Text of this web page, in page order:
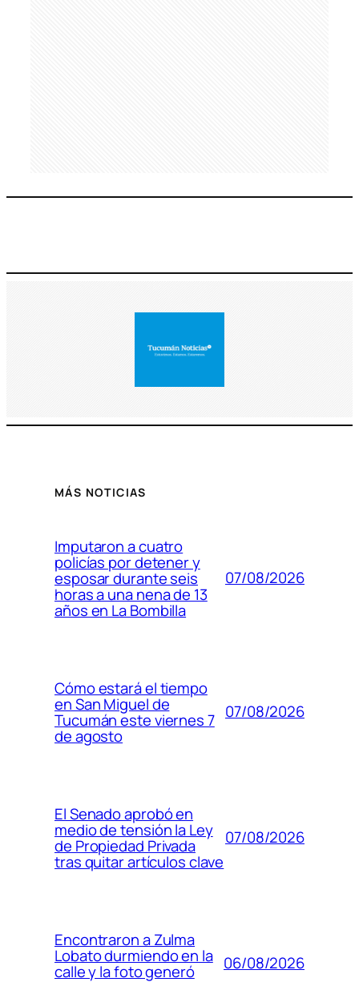
MÁS NOTICIAS
Imputaron a cuatro
policías por detener y
esposar durante seis
horas a una nena de 13
años en La Bombilla
07/08/2026
Cómo estará el tiempo
en San Miguel de
Tucumán este viernes 7
de agosto
07/08/2026
El Senado aprobó en
medio de tensión la Ley
de Propiedad Privada
tras quitar artículos clave
07/08/2026
Encontraron a Zulma
Lobato durmiendo en la
calle y la foto generó 06/08/2026